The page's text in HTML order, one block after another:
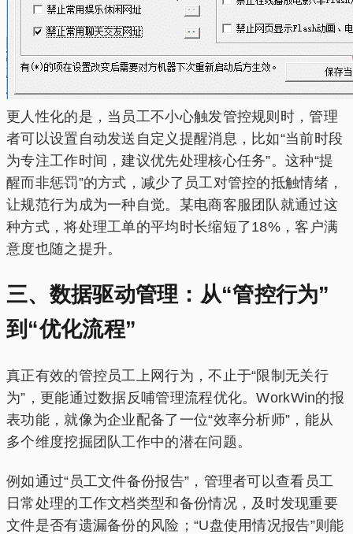
更人性化的是，当员工不小心触发管控规则时，管理
者可以设置自动发送自定义提醒消息，比如“当前时段
为专注工作时间，建议优先处理核心任务”。这种“提
醒而非惩罚”的方式，减少了员工对管控的抵触情绪，
让规范行为成为一种自觉。某电商客服团队就通过这
种方式，将处理工单的平均时长缩短了18%，客户满
意度也随之提升。
三、数据驱动管理：从“管控行为”
到“优化流程”
真正有效的管控员工上网行为，不止于“限制无关行
为”，更能通过数据反哺管理流程优化。WorkWin的报
表功能，就像为企业配备了一位“效率分析师”，能从
多个维度挖掘团队工作中的潜在问题。
例如通过“员工文件备份报告”，管理者可以查看员工
日常处理的工作文档类型和备份情况，及时发现重要
文件是否有遗漏备份的风险；“U盘使用情况报告”则能